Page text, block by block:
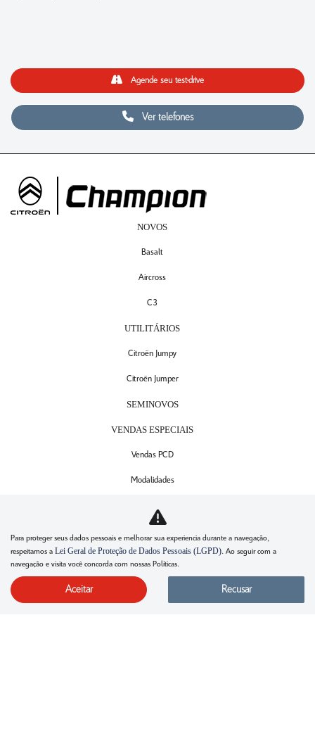
Ver telefones
Agende seu test-drive
NOVOS
Basalt
Aircross
C3
UTILITÁRIOS
Citroën Jumpy
Citroën Jumper
SEMINOVOS
VENDAS ESPECIAIS
Vendas PCD
Modalidades
Revisão Citroën
Peças e acessórios
Para proteger seus dados pessoais e melhorar sua experiencia durante a navegação,
respeitamos a Lei Geral de Proteção de Dados Pessoais (LGPD). Ao seguir com a
navegação e visita você concorda com nossas Políticas.
Aceitar Recusar